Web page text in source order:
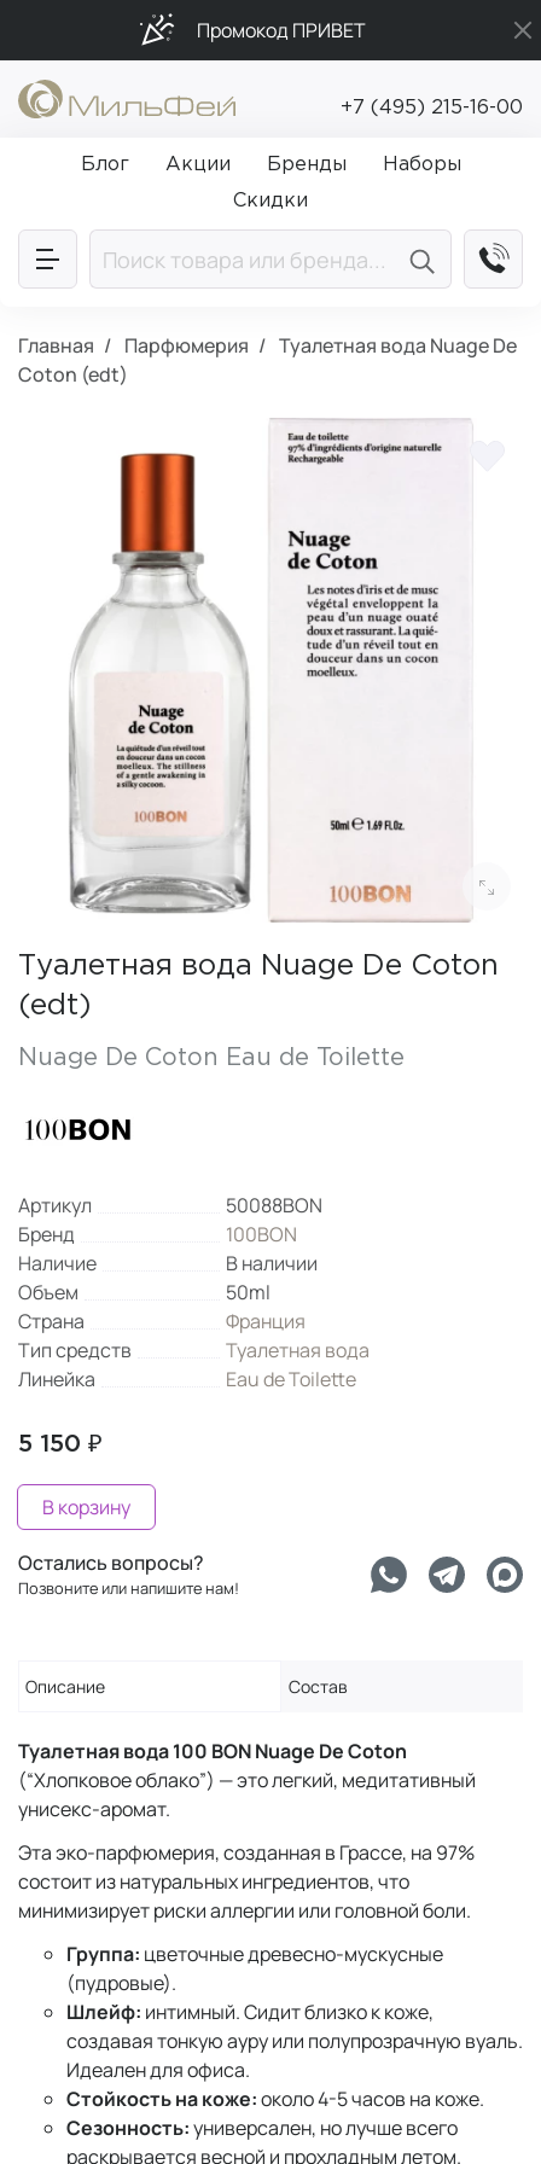
Промокод ПРИВЕТ
Подарки в каждый заказ от 5 000₽
Бесплатная доставка от 5 000₽
+7 (495) 215-16-00
Блог Акции Бренды
Наборы
Скидки
Главная Парфюмерия
Туалетная вода Nuage De
Coton (edt)
Туалетная вода Nuage De Coton
(edt)
Nuage De Coton Eau de Toilette
Артикул
50088BON
Бренд
100BON
Наличие
В наличии
Объем
50ml
Страна
Франция
Тип средств
Туалетная вода
Линейка
Eau de Toilette
5 150 ₽
В корзину
Остались вопросы?
Позвоните или напишите нам!
Описание Состав
Туалетная вода 100 BON Nuage De Coton
(“Хлопковое облако”) — это легкий, медитативный
унисекс-аромат.
Эта эко-парфюмерия, созданная в Грассе, на 97%
состоит из натуральных ингредиентов, что
минимизирует риски аллергии или головной боли.
Группа: цветочные древесно-мускусные
(пудровые).
Шлейф: интимный. Сидит близко к коже,
создавая тонкую ауру или полупрозрачную вуаль.
Идеален для офиса.
Стойкость на коже:около 4-5 часов на коже.
Сезонность:универсален, но лучше всего
раскрывается весной и прохладным летом.